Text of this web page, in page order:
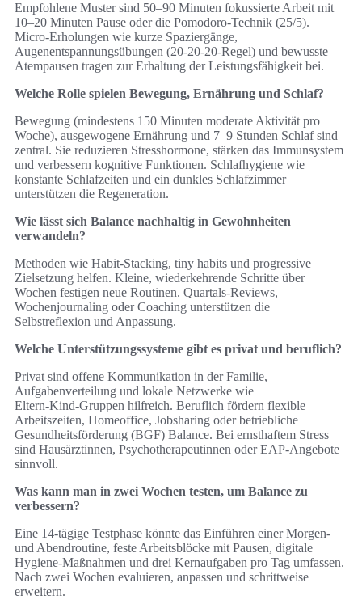
Empfohlene Muster sind 50–90 Minuten fokussierte Arbeit mit
10–20 Minuten Pause oder die Pomodoro‑Technik (25/5).
Micro‑Erholungen wie kurze Spaziergänge,
Augenentspannungsübungen (20‑20‑20‑Regel) und bewusste
Atempausen tragen zur Erhaltung der Leistungsfähigkeit bei.
Welche Rolle spielen Bewegung, Ernährung und Schlaf?
Bewegung (mindestens 150 Minuten moderate Aktivität pro
Woche), ausgewogene Ernährung und 7–9 Stunden Schlaf sind
zentral. Sie reduzieren Stresshormone, stärken das Immunsystem
und verbessern kognitive Funktionen. Schlafhygiene wie
konstante Schlafzeiten und ein dunkles Schlafzimmer
unterstützen die Regeneration.
Wie lässt sich Balance nachhaltig in Gewohnheiten
verwandeln?
Methoden wie Habit‑Stacking, tiny habits und progressive
Zielsetzung helfen. Kleine, wiederkehrende Schritte über
Wochen festigen neue Routinen. Quartals‑Reviews,
Wochenjournaling oder Coaching unterstützen die
Selbstreflexion und Anpassung.
Welche Unterstützungssysteme gibt es privat und beruflich?
Privat sind offene Kommunikation in der Familie,
Aufgabenverteilung und lokale Netzwerke wie
Eltern‑Kind‑Gruppen hilfreich. Beruflich fördern flexible
Arbeitszeiten, Homeoffice, Jobsharing oder betriebliche
Gesundheitsförderung (BGF) Balance. Bei ernsthaftem Stress
sind Hausärztinnen, Psychotherapeutinnen oder EAP‑Angebote
sinnvoll.
Was kann man in zwei Wochen testen, um Balance zu
verbessern?
Eine 14‑tägige Testphase könnte das Einführen einer Morgen‑
und Abendroutine, feste Arbeitsblöcke mit Pausen, digitale
Hygiene‑Maßnahmen und drei Kernaufgaben pro Tag umfassen.
Nach zwei Wochen evaluieren, anpassen und schrittweise
erweitern.